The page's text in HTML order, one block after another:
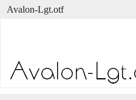
Avalon-Lgt.otf